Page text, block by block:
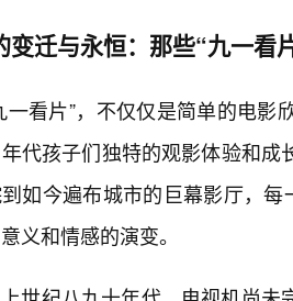
变迁与永恒：那些“九一看
一看片”，不仅仅是简单的电
代孩子们独特的观影体验和
如今遍布城市的巨幕影厅，
义和情感的演变。